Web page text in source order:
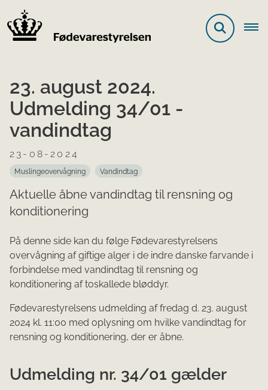
23. august 2024.
Udmelding 34/01 -
vandindtag
23-08-2024
Muslingeovervågning Vandindtag
Aktuelle åbne vandindtag til rensning og
konditionering
På denne side kan du følge Fødevarestyrelsens
overvågning af giftige alger i de indre danske farvande i
forbindelse med vandindtag til rensning og
konditionering af toskallede bløddyr.
Fødevarestyrelsens ud​melding af fredag d. 23. august
2024 kl. 11:00 med oplysning om hvilke vandindtag for
rensning og konditionering, der er åbne.
Udmelding nr. 34/01 gælder